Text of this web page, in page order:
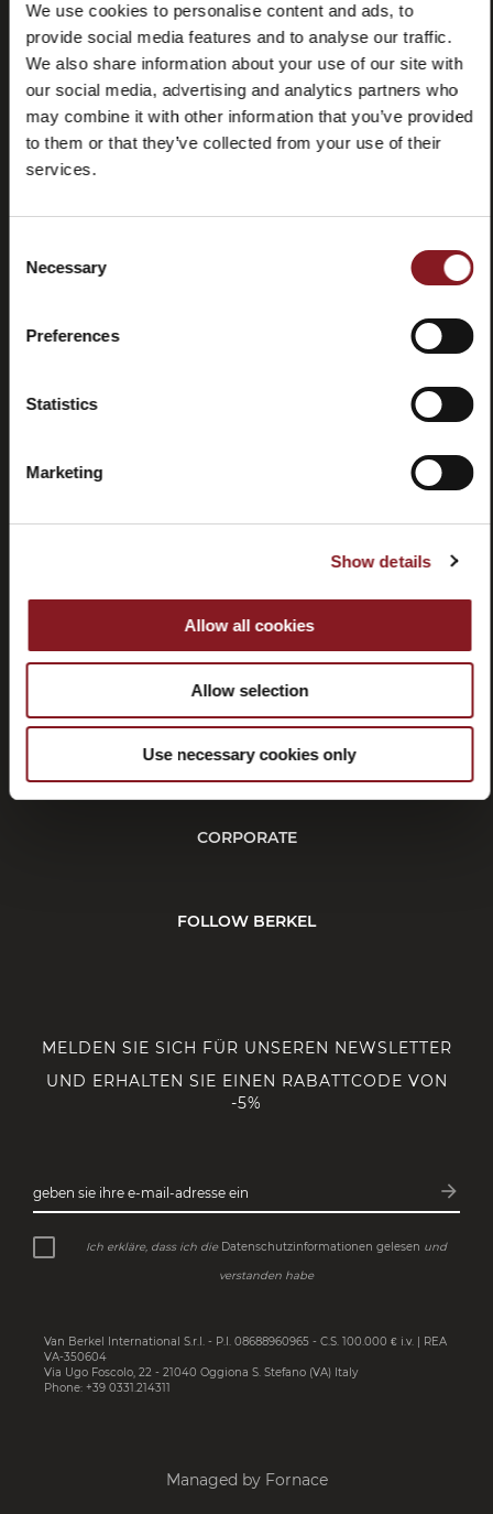
We use cookies to personalise content and ads, to
provide social media features and to analyse our traffic.
We also share information about your use of our site with
our social media, advertising and analytics partners who
may combine it with other information that you’ve provided
to them or that they’ve collected from your use of their
services.
Selection
Necessary
Preferences
Statistics
Marketing
Show details
Allow all cookies
Allow selection
Use necessary cookies only
gestellte
locator
KUNDENDIENST
CORPORATE
FOLLOW BERKEL
MELDEN SIE SICH FÜR UNSEREN NEWSLETTER
UND ERHALTEN SIE EINEN RABATTCODE VON
-5%
geben sie ihre e-mail-adresse ein arrow_forward
Ich erkläre, dass ich die Datenschutzinformationen gelesen und
verstanden habe
Van Berkel International S.r.l. - P.I. 08688960965 - C.S. 100.000 € i.v. | REA
VA-350604
Via Ugo Foscolo, 22 - 21040 Oggiona S. Stefano (VA) Italy
Phone: +39 0331.214311
Managed by Fornace